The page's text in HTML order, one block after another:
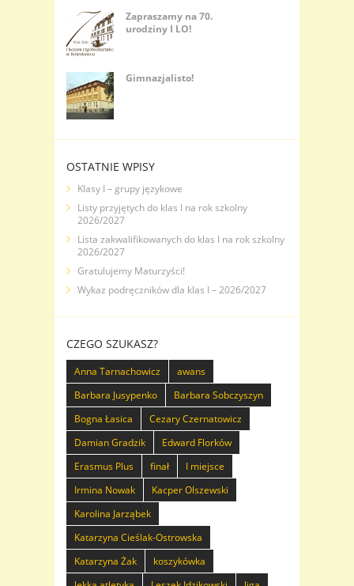
Zapraszamy na 70.
urodziny I LO!
Gimnazjalisto!
OSTATNIE WPISY
Klasy I – grupy językowe
Listy przyjętych do klas I na rok szkolny
2026/2027
Lista zakwalifikowanych do klas I na rok szkolny
2026/2027
Gratulujemy Maturzyści!
Wykaz podręczników dla klas I – 2026/2027
CZEGO SZUKASZ?
Anna Tarnachowicz
awans
Barbara Jusypenko
Barbara Sobczyszyn
Bogna Łasica
Cezary Czernatowicz
Damian Gradzik
Edward Florków
Erasmus Plus
finał
I miejsce
Irmina Nowak
Kacper Olszewski
Karolina Jarząbek
Katarzyna Cieślak-Ostrowska
Katarzyna Żak
koszykówka